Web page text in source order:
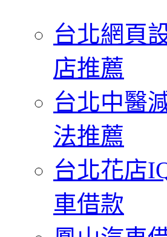
台北網頁
店推薦
台北中醫
法推薦
台北花店
車借款